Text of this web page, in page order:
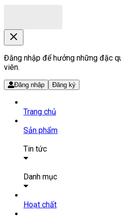
Đăng nhập để hưởng những đặc
viên.
Đăng nhập Đăng ký
Trang chủ
Sản phẩm
Tin tức
Tin tức
Danh mục
SẢN PHẨM THUỐC
Hoạt chất